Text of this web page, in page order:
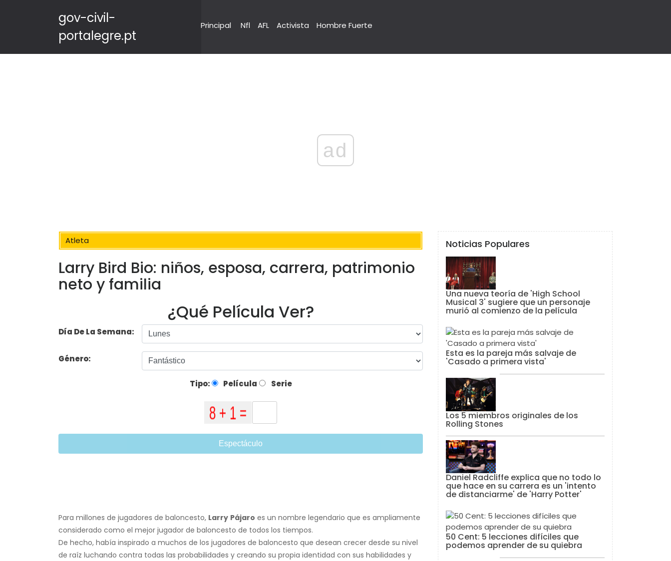
gov-civil-
portalegre.pt
Principal Nfl AFL Activista Hombre Fuerte
ad
Atleta
Larry Bird Bio: niños, esposa, carrera, patrimonio
neto y familia
¿Qué Película Ver?
Día De La Semana:
Género:
Tipo: Película Serie
Espectáculo
Para millones de jugadores de baloncesto, Larry Pájaro es un nombre legendario que es ampliamente
considerado como el mejor jugador de baloncesto de todos los tiempos.
De hecho, había inspirado a muchos de los jugadores de baloncesto que desean crecer desde su nivel
de raíz luchando contra todas las probabilidades y creando su propia identidad con sus habilidades y
Noticias Populares
Una nueva teoría de 'High School
Musical 3' sugiere que un personaje
murió al comienzo de la película
Esta es la pareja más salvaje de
'Casado a primera vista'
Los 5 miembros originales de los
Rolling Stones
Daniel Radcliffe explica que no todo lo
que hace en su carrera es un 'intento
de distanciarme' de 'Harry Potter'
50 Cent: 5 lecciones difíciles que
podemos aprender de su quiebra